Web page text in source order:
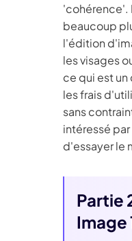
'cohérence'.
beaucoup
l'édition
les visages
ce qui est
les frais
sans
intéressé
d'essayer le
Partie
Image
Kling
Transformez
du